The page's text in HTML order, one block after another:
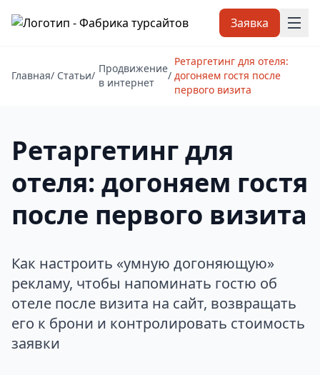
Заявка
Главная/ Статьи/
Продвижение
в интернет
/
Ретаргетинг для отеля:
догоняем гостя после
первого визита
Ретаргетинг для
отеля: догоняем гостя
после первого визита
Как настроить «умную догоняющую»
рекламу, чтобы напоминать гостю об
отеле после визита на сайт, возвращать
его к брони и контролировать стоимость
заявки